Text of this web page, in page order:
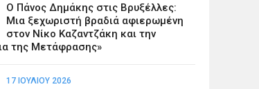
Ο Πάνος Δημάκης στις Βρυξέλλες:
Μια ξεχωριστή βραδιά αφιερωμένη
στον Νίκο Καζαντζάκη και την
της Μετάφρασης»
17 ΙΟΥΛΊΟΥ 2026